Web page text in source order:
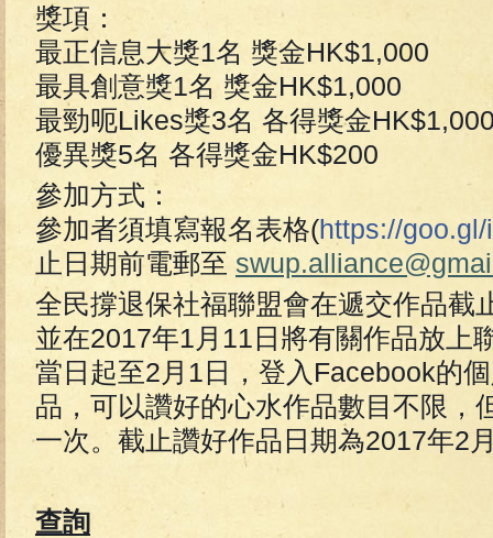
獎項：
最正信息大獎1名 獎金HK$1,000
最具創意獎1名 獎金HK$1,000
最勁呃Likes獎3名 各得獎金
優異獎5名 各得獎金HK$200
參加方式：
參加者須填寫報名表格(https://
止日期前電郵至
全民撐退保社福聯盟會在遞交作品截
並在2017年1月11日將有關作品放上
當日起至2月1日，登入Facebook的
品，可以讚好的心水作品數目不限，
一次。截止讚好作品日期為2017年2
查詢